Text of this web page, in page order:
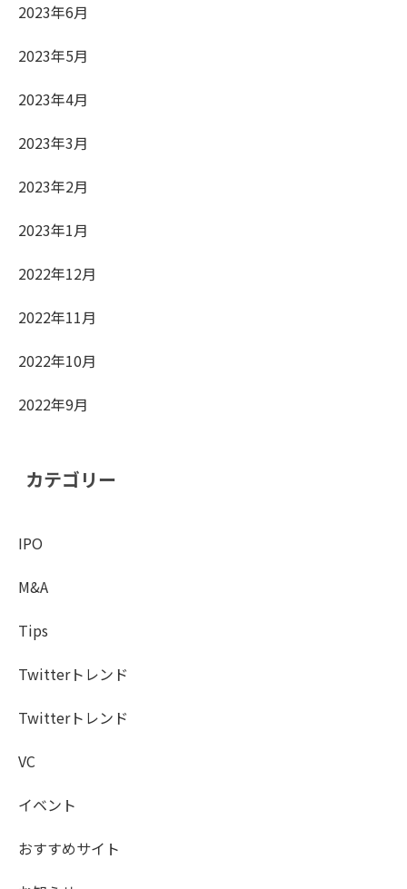
2023年6月
2023年5月
2023年4月
2023年3月
2023年2月
2023年1月
2022年12月
2022年11月
2022年10月
2022年9月
カテゴリー
IPO
M&A
Tips
Twitterトレンド
Twitterトレンド
VC
イベント
おすすめサイト